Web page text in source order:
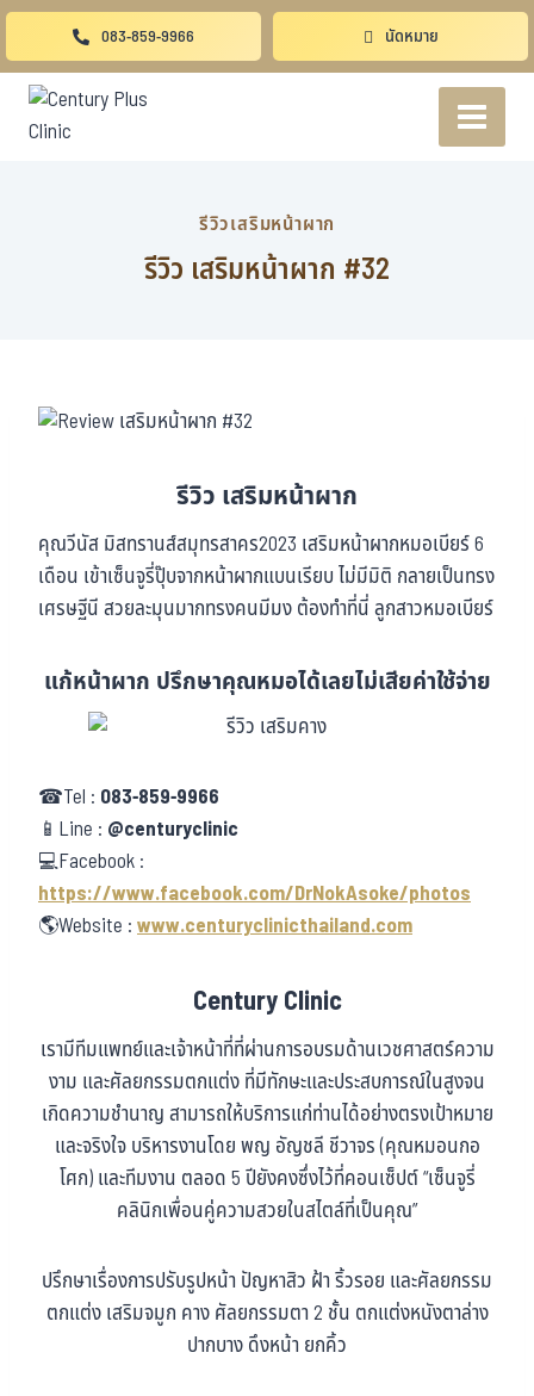
083-859-9966 นัดหมาย
รีวิวเสริมหน้าผาก
รีวิว เสริมหน้าผาก #32
รีวิว เสริมหน้าผาก
คุณวีนัส มิสทรานส์สมุทรสาคร2023 เสริมหน้าผากหมอเบียร์ 6
เดือน เข้าเซ็นจูรี่ปุ๊บจากหน้าผากแบนเรียบ ไม่มีมิติ กลายเป็นทรง
เศรษฐีนี สวยละมุนมากทรงคนมีมง ต้องทำที่นี่ ลูกสาวหมอเบียร์
แก้หน้าผาก ปรึกษาคุณหมอได้เลยไม่เสียค่าใช้จ่าย
☎Tel : 083-859-9966
📱Line : @centuryclinic
💻Facebook :
https://www.facebook.com/DrNokAsoke/photos
🌎Website :www.centuryclinicthailand.com
Century Clinic
เรามีทีมแพทย์และเจ้าหน้าที่ที่ผ่านการอบรมด้านเวชศาสตร์ความ
งาม และศัลยกรรมตกแต่ง ที่มีทักษะและประสบการณ์ในสูงจน
เกิดความชำนาญ สามารถให้บริการแก่ท่านได้อย่างตรงเป้าหมาย
และจริงใจ บริหารงานโดย พญ อัญชลี ชีวาจร (คุณหมอนกอ
โศก) และทีมงาน ตลอด 5 ปียังคงซึ่งไว้ที่คอนเซ็ปต์ “เซ็นจูรี่
คลินิกเพื่อนคู่ความสวยในสไตล์ที่เป็นคุณ”
ปรึกษาเรื่องการปรับรูปหน้า ปัญหาสิว ฝ้า ริ้วรอย และศัลยกรรม
ตกแต่ง เสริมจมูก คาง ศัลยกรรมตา 2 ชั้น ตกแต่งหนังตาล่าง
ปากบาง ดึงหน้า ยกคิ้ว